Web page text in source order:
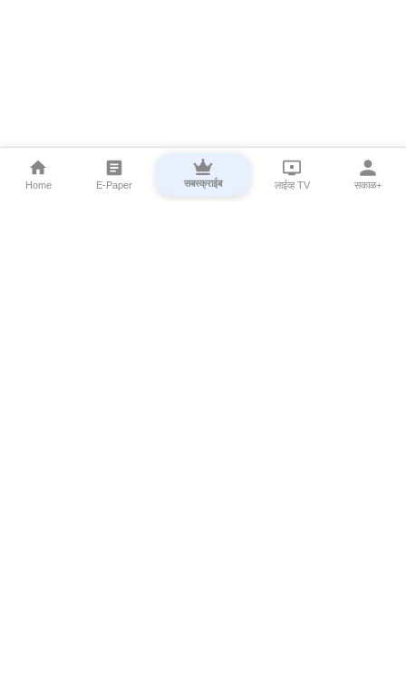
Home E-Paper सबस्क्राईब लाईव्ह TV सकाळ+